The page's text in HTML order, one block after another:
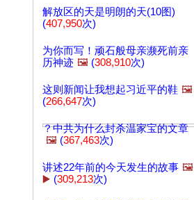
解放区的天是明朗的天(10图)
(407,950次)
为你而写！顽石般母亲濒死前亲
历神迹 🖼️ (308,910次)
这则新闻让我想起习近平的鞋 🖼️
(266,647次)
？中共为什么封杀温家宝的文章
🖼️ (367,463次)
讲述22年前的今天发生的故事 🖼️
▶️ (309,213次)